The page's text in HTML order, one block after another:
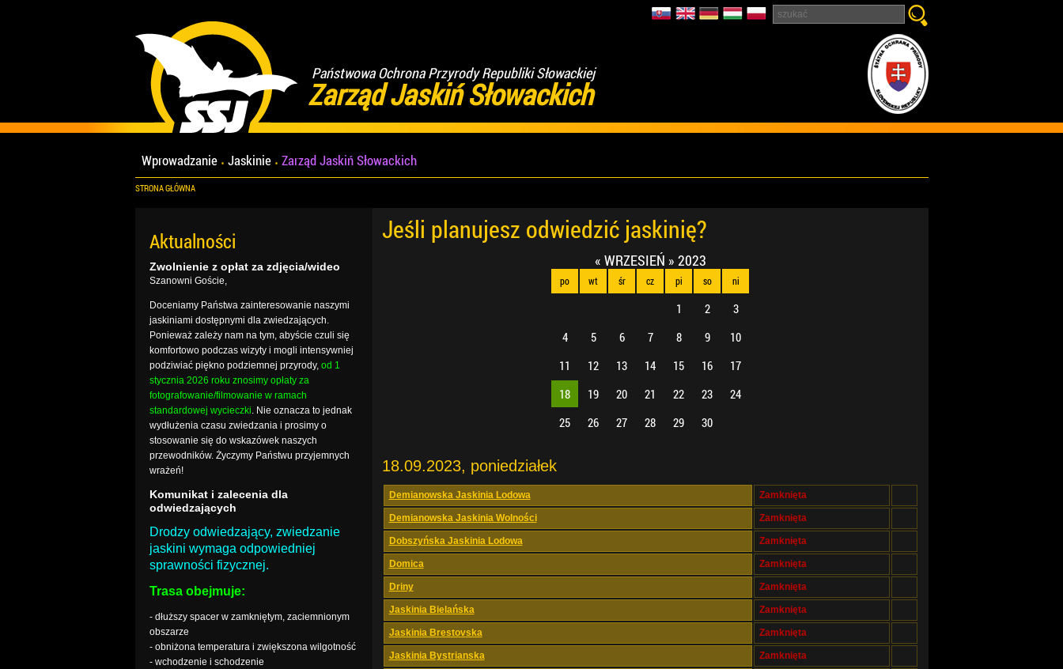
Państwowa Ochrona Przyrody Republiki Słowackiej
Zarząd Jaskiń Słowackich
Wprowadzanie Jaskinie Zarząd Jaskiń Słowackich
STRONA GŁÓWNA
Jeśli planujesz odwiedzić jaskinię?
« WRZESIEŃ » 2023
po wt śr cz pi so ni
1 2
3
4
5 6 7 8 9
10
11
12 13 14 15 16
17
18
19 20 21 22 23
24
25
26 27 28 29 30
18.09.2023, poniedziałek
Demianowska Jaskinia Lodowa Zamknięta
Demianowska Jaskinia Wolności Zamknięta
Dobszyńska Jaskinia Lodowa Zamknięta
Domica Zamknięta
Driny Zamknięta
Jaskinia Bielańska Zamknięta
Jaskinia Brestovska Zamknięta
Jaskinia Bystrianska Zamknięta
Aktualności
Zwolnienie z opłat za zdjęcia/wideo
Szanowni Goście,
Doceniamy Państwa zainteresowanie naszymi
jaskiniami dostępnymi dla zwiedzających.
Ponieważ zależy nam na tym, abyście czuli się
komfortowo podczas wizyty i mogli intensywniej
podziwiać piękno podziemnej przyrody, od 1
stycznia 2026 roku znosimy opłaty za
fotografowanie/filmowanie w ramach
standardowej wycieczki. Nie oznacza to jednak
wydłużenia czasu zwiedzania i prosimy o
stosowanie się do wskazówek naszych
przewodników. Życzymy Państwu przyjemnych
wrażeń!
Komunikat i zalecenia dla
odwiedzających
Drodzy odwiedzający, zwiedzanie
jaskini wymaga odpowiedniej
sprawności fizycznej.
Trasa obejmuje:
- dłuższy spacer w zamkniętym, zaciemnionym
obszarze
- obniżona temperatura i zwiększona wilgotność
- wchodzenie i schodzenie